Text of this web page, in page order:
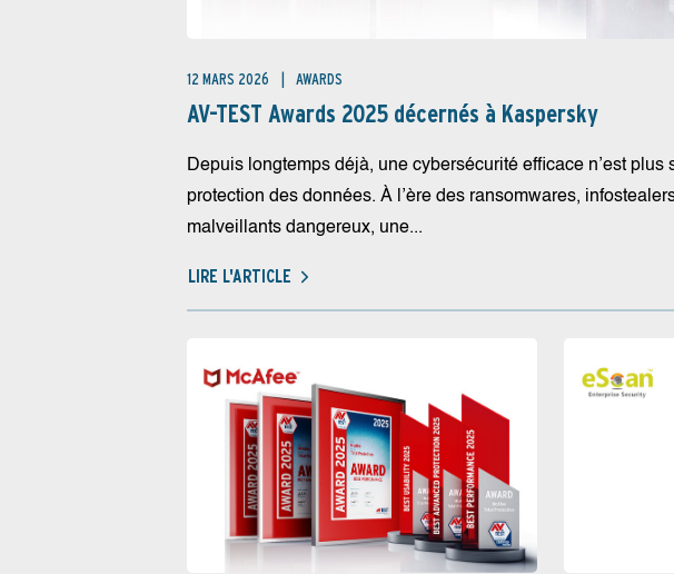
12 MARS 2026 AWARDS
AV-TEST Awards 2025 décernés à Kaspersky
Depuis longtemps déjà, une cybersécurité efficace n’est plus
protection des données. À l’ère des ransomwares,
malveillants dangereux, une...
LIRE L'ARTICLE